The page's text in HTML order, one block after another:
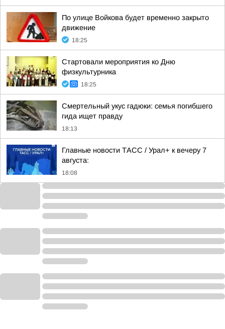
По улице Войкова будет временно закрыто
движение
18:25
Стартовали мероприятия ко Дню
физкультурника
18:25
Смертельный укус гадюки: семья погибшего
гида ищет правду
18:13
Главные новости ТАСС / Урал+ к вечеру 7
августа:
18:08